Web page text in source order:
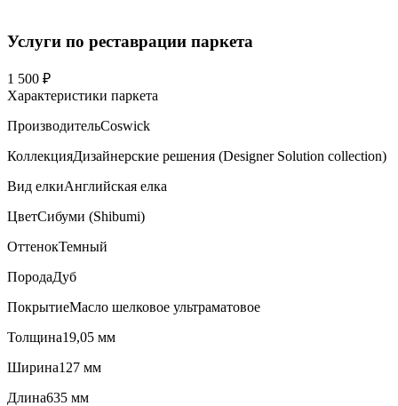
Услуги по реставрации паркета
1 500 ₽
Характеристики паркета
ПроизводительCoswick
КоллекцияДизайнерские решения (Designer Solution collection)
Вид елкиАнглийская елка
ЦветСибуми (Shibumi)
ОттенокТемный
ПородаДуб
ПокрытиеМасло шелковое ультраматовое
Толщина19,05 мм
Ширина127 мм
Длина635 мм